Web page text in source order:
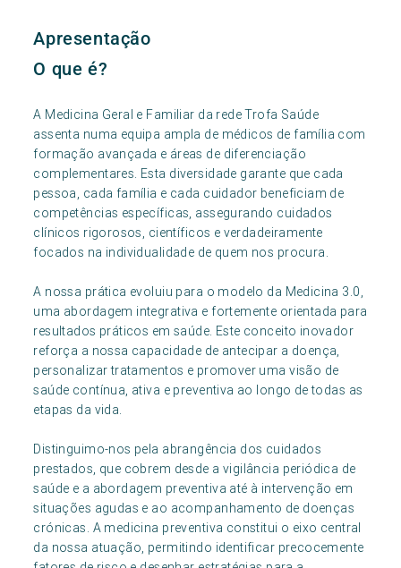
Apresentação
O que é?
A Medicina Geral e Familiar da rede Trofa Saúde
assenta numa equipa ampla de médicos de família com
formação avançada e áreas de diferenciação
complementares. Esta diversidade garante que cada
pessoa, cada família e cada cuidador beneficiam de
competências específicas, assegurando cuidados
clínicos rigorosos, científicos e verdadeiramente
focados na individualidade de quem nos procura.
A nossa prática evoluiu para o modelo da Medicina 3.0,
uma abordagem integrativa e fortemente orientada para
resultados práticos em saúde. Este conceito inovador
reforça a nossa capacidade de antecipar a doença,
personalizar tratamentos e promover uma visão de
saúde contínua, ativa e preventiva ao longo de todas as
etapas da vida.
Distinguimo-nos pela abrangência dos cuidados
prestados, que cobrem desde a vigilância periódica de
saúde e a abordagem preventiva até à intervenção em
situações agudas e ao acompanhamento de doenças
crónicas. A medicina preventiva constitui o eixo central
da nossa atuação, permitindo identificar precocemente